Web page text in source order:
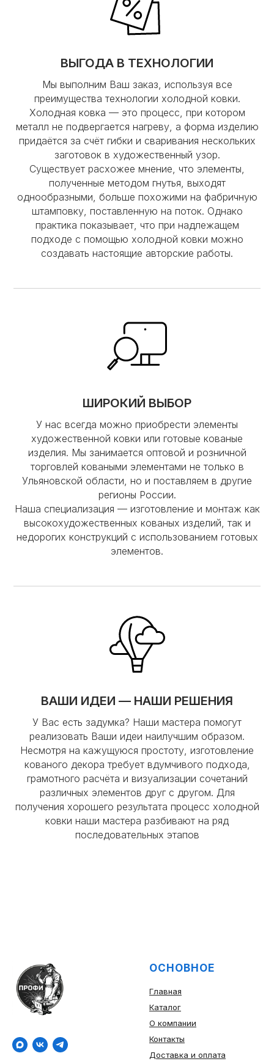
ВЫГОДА В ТЕХНОЛОГИИ
Мы выполним Ваш заказ, используя все
преимущества технологии холодной ковки.
Холодная ковка — это процесс, при котором
металл не подвергается нагреву, а форма изделию
придаётся за счёт гибки и сваривания нескольких
заготовок в художественный узор.
Существует расхожее мнение, что элементы,
полученные методом гнутья, выходят
однообразными, больше похожими на фабричную
штамповку, поставленную на поток. Однако
практика показывает, что при надлежащем
подходе с помощью холодной ковки можно
создавать настоящие авторские работы.
ШИРОКИЙ ВЫБОР
У нас всегда можно приобрести элементы
художественной ковки или готовые кованые
изделия. Мы занимается оптовой и розничной
торговлей коваными элементами не только в
Ульяновской области, но и поставляем в другие
регионы России.
Наша специализация — изготовление и монтаж как
высокохудожественных кованых изделий, так и
недорогих конструкций с использованием готовых
элементов.
ВАШИ ИДЕИ — НАШИ РЕШЕНИЯ
У Вас есть задумка? Наши мастера помогут
реализовать Ваши идеи наилучшим образом.
Несмотря на кажущуюся простоту, изготовление
кованого декора требует вдумчивого подхода,
грамотного расчёта и визуализации сочетаний
различных элементов друг с другом. Для
получения хорошего результата процесс холодной
ковки наши мастера разбивают на ряд
последовательных этапов
ОСНОВНОЕ
Главная
Каталог
О компании
Контакты
Доставка и оплата